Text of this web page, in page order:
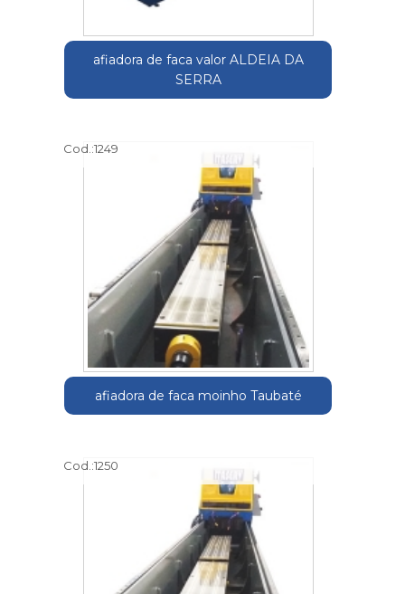
afiadora de faca valor ALDEIA DA
SERRA
Cod.:1249
afiadora de faca moinho Taubaté
Cod.:1250